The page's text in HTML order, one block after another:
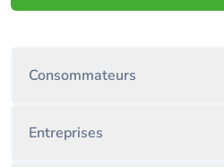
Consommateurs
Entreprises